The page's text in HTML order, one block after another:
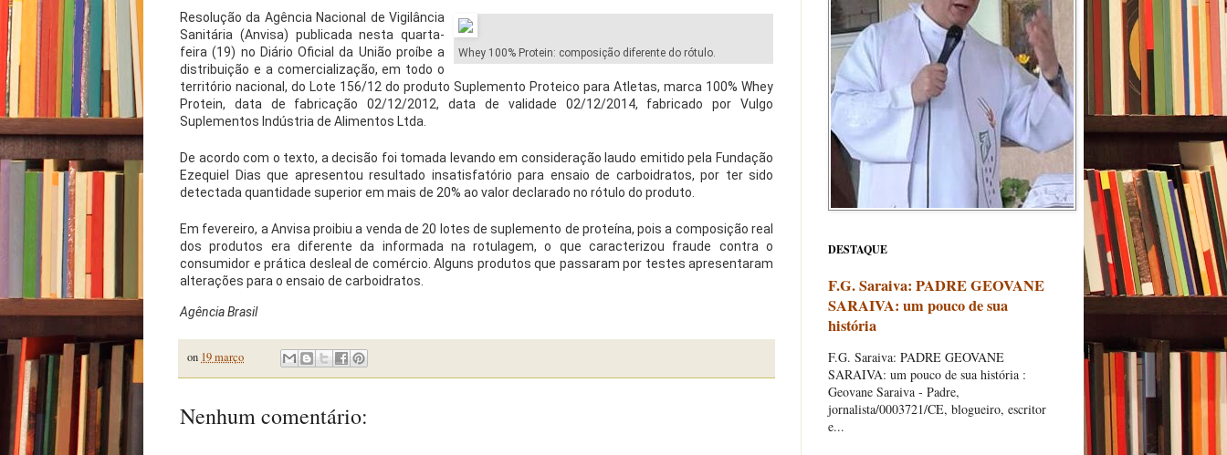
Whey 100% Protein: composição diferente do rótulo.
Resolução da Agência Nacional de Vigilância
Sanitária (Anvisa) publicada nesta quarta-
feira (19) no Diário Oficial da União proíbe a
distribuição e a comercialização, em todo o
território nacional, do Lote 156/12 do produto Suplemento Proteico para Atletas, marca 100% Whey
Protein, data de fabricação 02/12/2012, data de validade 02/12/2014, fabricado por Vulgo
Suplementos Indústria de Alimentos Ltda.
De acordo com o texto, a decisão foi tomada levando em consideração laudo emitido pela Fundação
Ezequiel Dias que apresentou resultado insatisfatório para ensaio de carboidratos, por ter sido
detectada quantidade superior em mais de 20% ao valor declarado no rótulo do produto.
Em fevereiro, a Anvisa proibiu a venda de 20 lotes de suplemento de proteína, pois a composição real
dos produtos era diferente da informada na rotulagem, o que caracterizou fraude contra o
consumidor e prática desleal de comércio. Alguns produtos que passaram por testes apresentaram
alterações para o ensaio de carboidratos.
Agência Brasil
on 19 março
Nenhum comentário:
DESTAQUE
F.G. Saraiva: PADRE GEOVANE
SARAIVA: um pouco de sua
história
F.G. Saraiva: PADRE GEOVANE
SARAIVA: um pouco de sua história :
Geovane Saraiva - Padre,
jornalista/0003721/CE, blogueiro, escritor
e...